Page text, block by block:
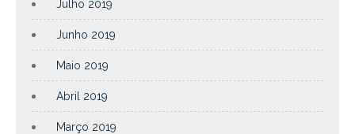
Julho 2019
Junho 2019
Maio 2019
Abril 2019
Março 2019